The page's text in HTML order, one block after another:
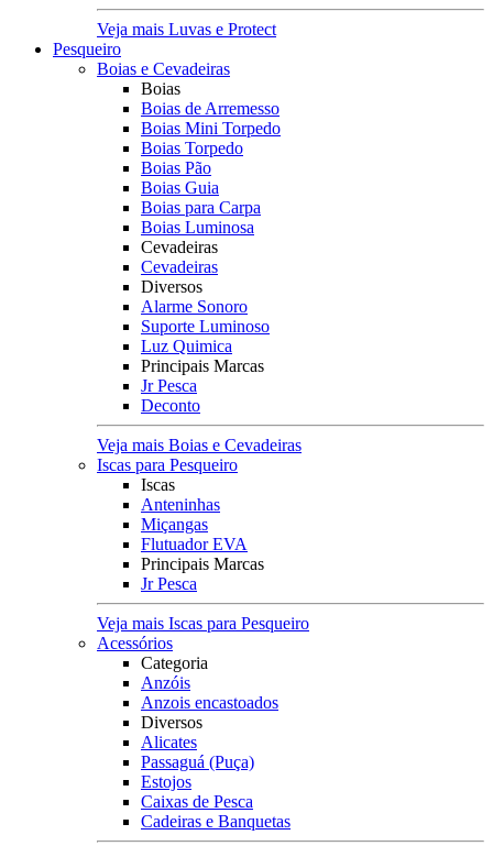
Veja mais Luvas e Protect
Pesqueiro
Boias e Cevadeiras
Boias
Boias de Arremesso
Boias Mini Torpedo
Boias Torpedo
Boias Pão
Boias Guia
Boias para Carpa
Boias Luminosa
Cevadeiras
Cevadeiras
Diversos
Alarme Sonoro
Suporte Luminoso
Luz Quimica
Principais Marcas
Jr Pesca
Deconto
Veja mais Boias e Cevadeiras
Iscas para Pesqueiro
Iscas
Anteninhas
Miçangas
Flutuador EVA
Principais Marcas
Jr Pesca
Veja mais Iscas para Pesqueiro
Acessórios
Categoria
Anzóis
Anzois encastoados
Diversos
Alicates
Passaguá (Puça)
Estojos
Caixas de Pesca
Cadeiras e Banquetas